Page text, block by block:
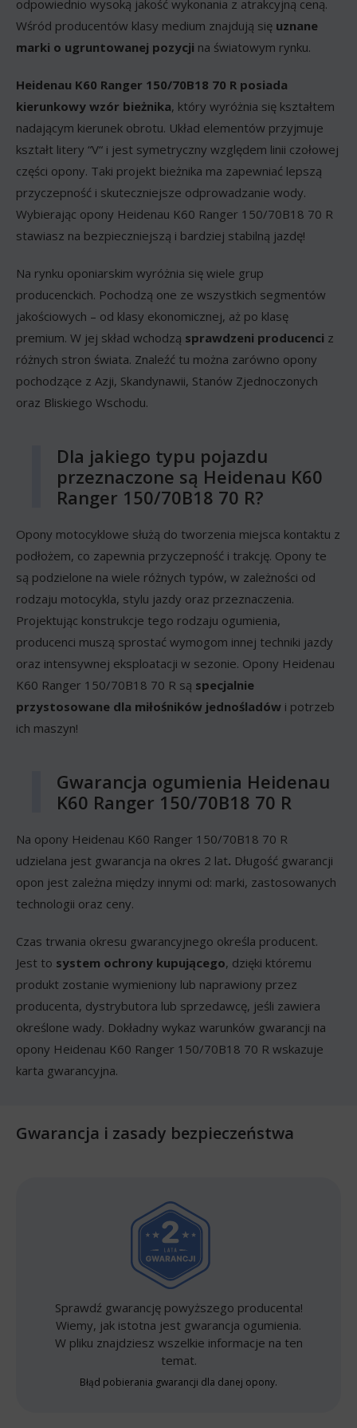
odpowiednio wysoką jakość wykonania z atrakcyjną ceną.
Wśród producentów klasy medium znajdują się uznane
marki o ugruntowanej pozycji na światowym rynku.
Heidenau K60 Ranger 150/70B18 70 R posiada
kierunkowy wzór bieżnika, który wyróżnia się kształtem
nadającym kierunek obrotu. Układ elementów przyjmuje
kształt litery “V“ i jest symetryczny względem linii czołowej
części opony. Taki projekt bieżnika ma zapewniać lepszą
przyczepność i skuteczniejsze odprowadzanie wody.
Wybierając opony Heidenau K60 Ranger 150/70B18 70 R
stawiasz na bezpieczniejszą i bardziej stabilną jazdę!
Na rynku oponiarskim wyróżnia się wiele grup
producenckich. Pochodzą one ze wszystkich segmentów
jakościowych – od klasy ekonomicznej, aż po klasę
premium. W jej skład wchodzą sprawdzeni producenci z
różnych stron świata. Znaleźć tu można zarówno opony
pochodzące z Azji, Skandynawii, Stanów Zjednoczonych
oraz Bliskiego Wschodu.
Dla jakiego typu pojazdu
przeznaczone są Heidenau K60
Ranger 150/70B18 70 R?
Opony motocyklowe służą do tworzenia miejsca kontaktu z
podłożem, co zapewnia przyczepność i trakcję. Opony te
są podzielone na wiele różnych typów, w zależności od
rodzaju motocykla, stylu jazdy oraz przeznaczenia.
Projektując konstrukcje tego rodzaju ogumienia,
producenci muszą sprostać wymogom innej techniki jazdy
oraz intensywnej eksploatacji w sezonie. Opony Heidenau
K60 Ranger 150/70B18 70 R są specjalnie
przystosowane dla miłośników jednośladów i potrzeb
ich maszyn!
Gwarancja ogumienia Heidenau
K60 Ranger 150/70B18 70 R
Na opony Heidenau K60 Ranger 150/70B18 70 R
udzielana jest gwarancja na okres 2 lat. Długość gwarancji
opon jest zależna między innymi od: marki, zastosowanych
technologii oraz ceny.
Czas trwania okresu gwarancyjnego określa producent.
Jest to system ochrony kupującego, dzięki któremu
produkt zostanie wymieniony lub naprawiony przez
producenta, dystrybutora lub sprzedawcę, jeśli zawiera
określone wady. Dokładny wykaz warunków gwarancji na
opony Heidenau K60 Ranger 150/70B18 70 R wskazuje
karta gwarancyjna.
Gwarancja i zasady bezpieczeństwa
Sprawdź gwarancję powyższego producenta!
Wiemy, jak istotna jest gwarancja ogumienia.
W pliku znajdziesz wszelkie informacje na ten
temat.
Błąd pobierania gwarancji dla danej opony.